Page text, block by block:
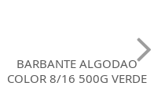
BARBANTE ALGODAO
COLOR 8/16 500G VERDE